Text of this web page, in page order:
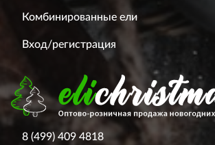
Комбинированные ели
Вход/регистрация
8 (499) 409 4818